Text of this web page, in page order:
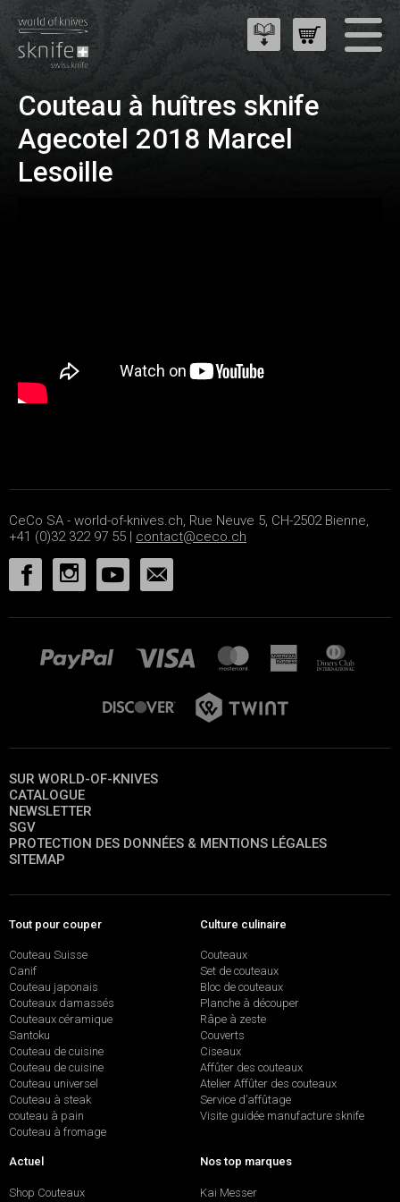
Couteau à huîtres sknife
Agecotel 2018 Marcel
Lesoille
CeCo SA - world-of-knives.ch, Rue Neuve 5, CH-2502 Bienne,
+41 (0)32 322 97 55 | contact@ceco.ch
SUR WORLD-OF-KNIVES
CATALOGUE
NEWSLETTER
SGV
PROTECTION DES DONNÉES & MENTIONS LÉGALES
SITEMAP
Tout pour couper
Couteau Suisse
Canif
Couteau japonais
Couteaux damassés
Couteaux céramique
Santoku
Couteau de cuisine
Couteau de cuisine
Couteau universel
Couteau à steak
couteau à pain
Couteau à fromage
Culture culinaire
Couteaux
Set de couteaux
Bloc de couteaux
Planche à découper
Râpe à zeste
Couverts
Ciseaux
Affûter des couteaux
Atelier Affûter des couteaux
Service d’affûtage
Visite guidée manufacture sknife
Actuel
Shop Couteaux
Nos top marques
Kai Messer